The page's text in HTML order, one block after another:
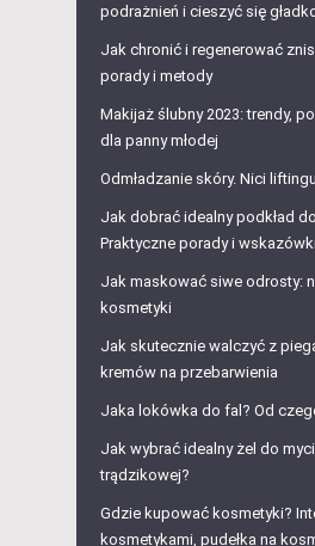
podrażnień i cieszyć się
Jak chronić i regenerować
porady i metody
Makijaż ślubny 2023: trendy,
dla panny młodej
Odmładzanie skóry. Nici
Jak dobrać idealny podkład
Praktyczne porady i
Jak maskować siwe odrosty:
kosmetyki
Jak skutecznie walczyć z
kremów na przebarwienia
Jaka lokówka do fal? Od
Jak wybrać idealny żel do
trądzikowej?
Gdzie kupować kosmetyki?
kosmetykami, pudełka na